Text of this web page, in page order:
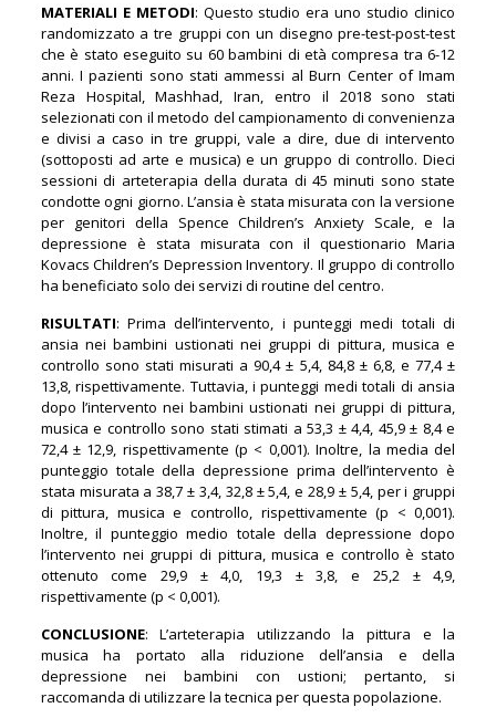
MATERIALI E METODI: Questo studio era uno studio clinico
randomizzato a tre gruppi con un disegno pre-test-post-test
che è stato eseguito su 60 bambini di età compresa tra 6-12
anni. I pazienti sono stati ammessi al Burn Center of Imam
Reza Hospital, Mashhad, Iran, entro il 2018 sono stati
selezionati con il metodo del campionamento di convenienza
e divisi a caso in tre gruppi, vale a dire, due di intervento
(sottoposti ad arte e musica) e un gruppo di controllo. Dieci
sessioni di arteterapia della durata di 45 minuti sono state
condotte ogni giorno. L’ansia è stata misurata con la versione
per genitori della Spence Children’s Anxiety Scale, e la
depressione è stata misurata con il questionario Maria
Kovacs Children’s Depression Inventory. Il gruppo di controllo
ha beneficiato solo dei servizi di routine del centro.
RISULTATI: Prima dell’intervento, i punteggi medi totali di
ansia nei bambini ustionati nei gruppi di pittura, musica e
controllo sono stati misurati a 90,4 ± 5,4, 84,8 ± 6,8, e 77,4 ±
13,8, rispettivamente. Tuttavia, i punteggi medi totali di ansia
dopo l’intervento nei bambini ustionati nei gruppi di pittura,
musica e controllo sono stati stimati a 53,3 ± 4,4, 45,9 ± 8,4 e
72,4 ± 12,9, rispettivamente (p < 0,001). Inoltre, la media del
punteggio totale della depressione prima dell’intervento è
stata misurata a 38,7 ± 3,4, 32,8 ± 5,4, e 28,9 ± 5,4, per i gruppi
di pittura, musica e controllo, rispettivamente (p < 0,001).
Inoltre, il punteggio medio totale della depressione dopo
l’intervento nei gruppi di pittura, musica e controllo è stato
ottenuto come 29,9 ± 4,0, 19,3 ± 3,8, e 25,2 ± 4,9,
rispettivamente (p < 0,001).
CONCLUSIONE: L’arteterapia utilizzando la pittura e la
musica ha portato alla riduzione dell’ansia e della
depressione nei bambini con ustioni; pertanto, si
raccomanda di utilizzare la tecnica per questa popolazione.